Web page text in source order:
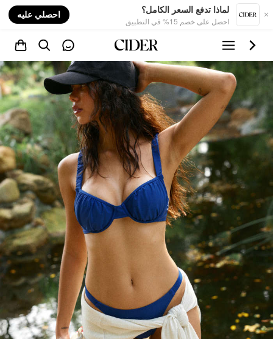
لماذا تدفع السعر الكامل؟
احصل على خصم 15% في التطبيق
احصلي عليه